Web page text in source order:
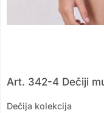
Art. 342-4 Dečiji
Dečija kolekcija